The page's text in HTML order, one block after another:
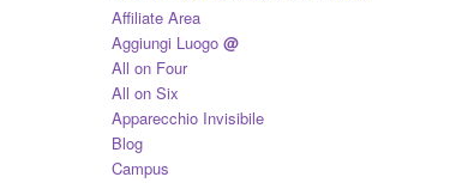
Affiliate Area
Aggiungi Luogo @
All on Four
All on Six
Apparecchio Invisibile
Blog
Campus